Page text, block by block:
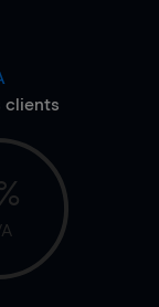
clients